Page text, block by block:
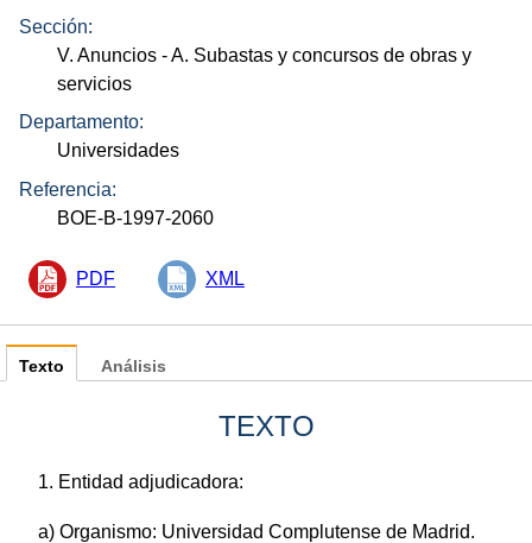
Sección:
V. Anuncios - A. Subastas y concursos de obras y
servicios
Departamento:
Universidades
Referencia:
BOE-B-1997-2060
PDF XML
Texto
TEXTO
1. Entidad adjudicadora:
a) Organismo: Universidad Complutense de Madrid.
Análisis